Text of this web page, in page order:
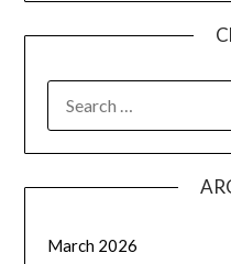
FOR:
March 2026